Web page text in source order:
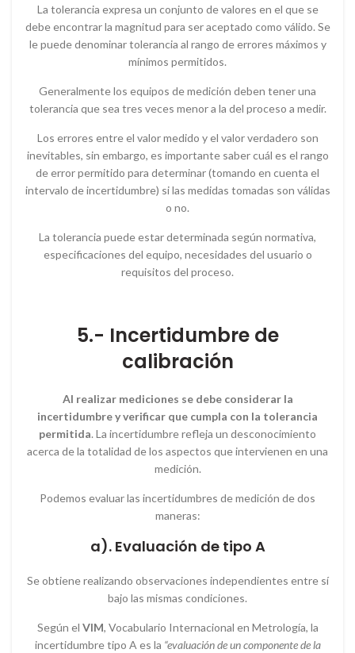
La tolerancia expresa un conjunto de valores en el que se
debe encontrar la magnitud para ser aceptado como válido. Se
le puede denominar tolerancia al rango de errores máximos y
mínimos permitidos.
Generalmente los equipos de medición deben tener una
tolerancia que sea tres veces menor a la del proceso a medir.
Los errores entre el valor medido y el valor verdadero son
inevitables, sin embargo, es importante saber cuál es el rango
de error permitido para determinar (tomando en cuenta el
intervalo de incertidumbre) si las medidas tomadas son válidas
o no.
La tolerancia puede estar determinada según normativa,
especificaciones del equipo, necesidades del usuario o
requisitos del proceso.
5.- Incertidumbre de
calibración
Al realizar mediciones se debe considerar la
incertidumbre y verificar que cumpla con la tolerancia
permitida. La incertidumbre refleja un desconocimiento
acerca de la totalidad de los aspectos que intervienen en una
medición.
Podemos evaluar las incertidumbres de medición de dos
maneras:
a). Evaluación de tipo A
Se obtiene realizando observaciones independientes entre sí
bajo las mismas condiciones.
Según el VIM, Vocabulario Internacional en Metrología, la
incertidumbre tipo A es la “evaluación de un componente de la